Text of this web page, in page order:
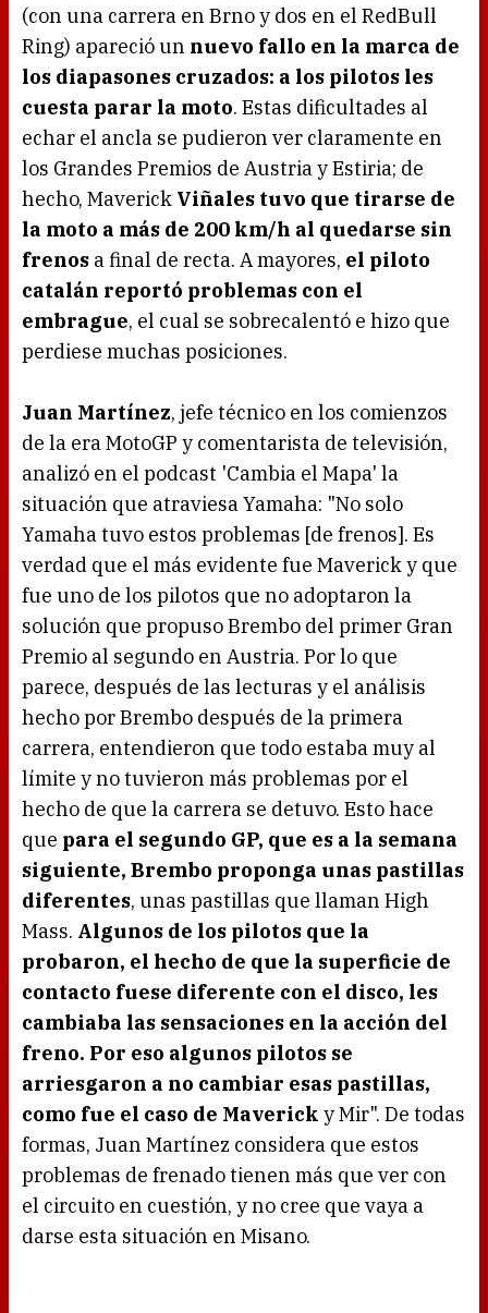
(con una carrera en Brno y dos en el RedBull
Ring) apareció un nuevo fallo en la marca de
los diapasones cruzados: a los pilotos les
cuesta parar la moto. Estas dificultades al
echar el ancla se pudieron ver claramente en
los Grandes Premios de Austria y Estiria; de
hecho, Maverick Viñales tuvo que tirarse de
la moto a más de 200 km/h al quedarse sin
frenos a final de recta. A mayores, el piloto
catalán reportó problemas con el
embrague, el cual se sobrecalentó e hizo que
perdiese muchas posiciones.
Juan Martínez, jefe técnico en los comienzos
de la era MotoGP y comentarista de televisión,
analizó en el podcast 'Cambia el Mapa' la
situación que atraviesa Yamaha: "No solo
Yamaha tuvo estos problemas [de frenos]. Es
verdad que el más evidente fue Maverick y que
fue uno de los pilotos que no adoptaron la
solución que propuso Brembo del primer Gran
Premio al segundo en Austria. Por lo que
parece, después de las lecturas y el análisis
hecho por Brembo después de la primera
carrera, entendieron que todo estaba muy al
límite y no tuvieron más problemas por el
hecho de que la carrera se detuvo. Esto hace
que para el segundo GP, que es a la semana
siguiente, Brembo proponga unas pastillas
diferentes, unas pastillas que llaman High
Mass. Algunos de los pilotos que la
probaron, el hecho de que la superficie de
contacto fuese diferente con el disco, les
cambiaba las sensaciones en la acción del
freno. Por eso algunos pilotos se
arriesgaron a no cambiar esas pastillas,
como fue el caso de Maverick y Mir". De todas
formas, Juan Martínez considera que estos
problemas de frenado tienen más que ver con
el circuito en cuestión, y no cree que vaya a
darse esta situación en Misano.